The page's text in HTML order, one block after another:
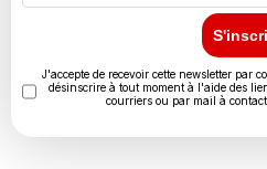
J'accepte de recevoir cette newsletter par
désinscrire à tout moment à l'aide des
courriers ou par mail à